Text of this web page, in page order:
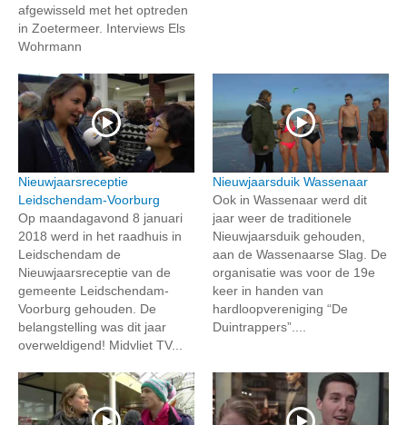
afgewisseld met het optreden
in Zoetermeer. Interviews Els
Wohrmann
Nieuwjaarsreceptie
Leidschendam-Voorburg
Op maandagavond 8 januari
2018 werd in het raadhuis in
Leidschendam de
Nieuwjaarsreceptie van de
gemeente Leidschendam-
Voorburg gehouden. De
belangstelling was dit jaar
overweldigend! Midvliet TV...
Nieuwjaarsduik Wassenaar
Ook in Wassenaar werd dit
jaar weer de traditionele
Nieuwjaarsduik gehouden,
aan de Wassenaarse Slag. De
organisatie was voor de 19e
keer in handen van
hardloopvereniging “De
Duintrappers”....